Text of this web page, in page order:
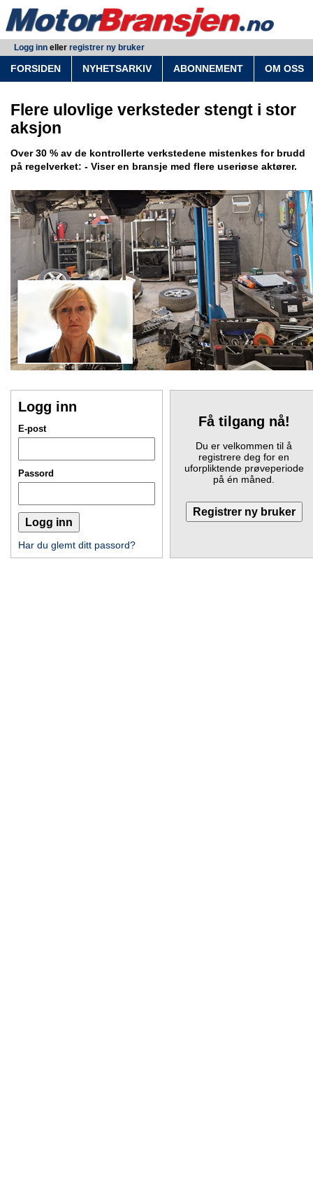
Logg inn eller registrer ny bruker
FORSIDEN NYHETSARKIV ABONNEMENT OM OSS
Flere ulovlige verksteder stengt i stor
aksjon
Over 30 % av de kontrollerte verkstedene mistenkes for brudd
på regelverket: - Viser en bransje med flere useriøse aktører.
Logg inn
E-post
Passord
Har du glemt ditt passord?
Få tilgang nå!
Du er velkommen til å
registrere deg for en
uforpliktende prøveperiode
på én måned.